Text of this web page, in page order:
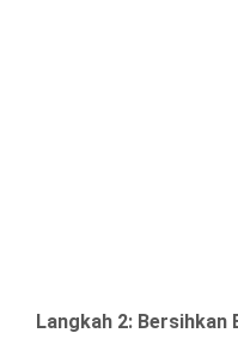
Langkah 2: Bersihkan